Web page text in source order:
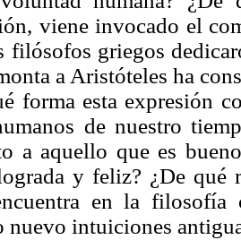
viene invocado el
filósofos griegos
a Aristóteles ha
forma esta expresión
de nuestro
a aquello que es
y feliz? ¿De qué
en la filosofía
nuevo intuiciones